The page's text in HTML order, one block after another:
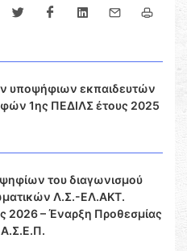
υποψήφιων εκπαιδευτών
1ης ΠΕΔΙΛΣ έτους 2025
του διαγωνισμού
Λ.Σ.-ΕΛ.ΑΚΤ.
2026 – Έναρξη Προθεσμίας